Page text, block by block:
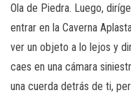
Ola de Piedra. Luego,
entrar en la Caverna
ver un objeto a lo lejos y
caes en una cámara
una cuerda detrás de ti,